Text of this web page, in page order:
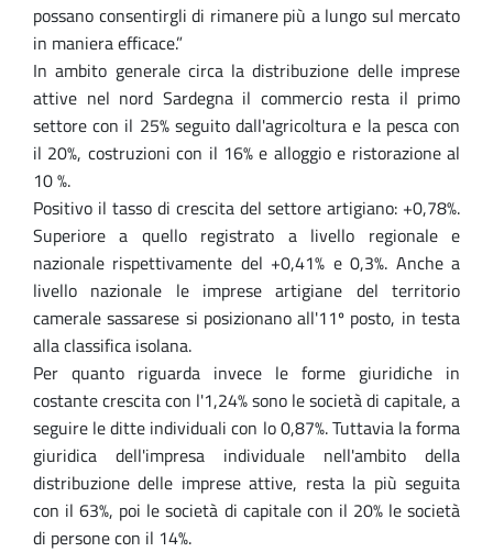
possano consentirgli di rimanere più a lungo sul mercato
in maniera efficace.”
In ambito generale circa la distribuzione delle imprese
attive nel nord Sardegna il commercio resta il primo
settore con il 25% seguito dall'agricoltura e la pesca con
il 20%, costruzioni con il 16% e alloggio e ristorazione al
10 %.
Positivo il tasso di crescita del settore artigiano: +0,78%.
Superiore a quello registrato a livello regionale e
nazionale rispettivamente del +0,41% e 0,3%. Anche a
livello nazionale le imprese artigiane del territorio
camerale sassarese si posizionano all'11º posto, in testa
alla classifica isolana.
Per quanto riguarda invece le forme giuridiche in
costante crescita con l'1,24% sono le società di capitale, a
seguire le ditte individuali con lo 0,87%. Tuttavia la forma
giuridica dell'impresa individuale nell'ambito della
distribuzione delle imprese attive, resta la più seguita
con il 63%, poi le società di capitale con il 20% le società
di persone con il 14%.